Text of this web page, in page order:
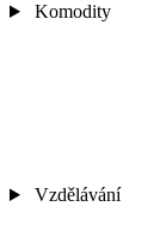
Komodity
Vzdělávání